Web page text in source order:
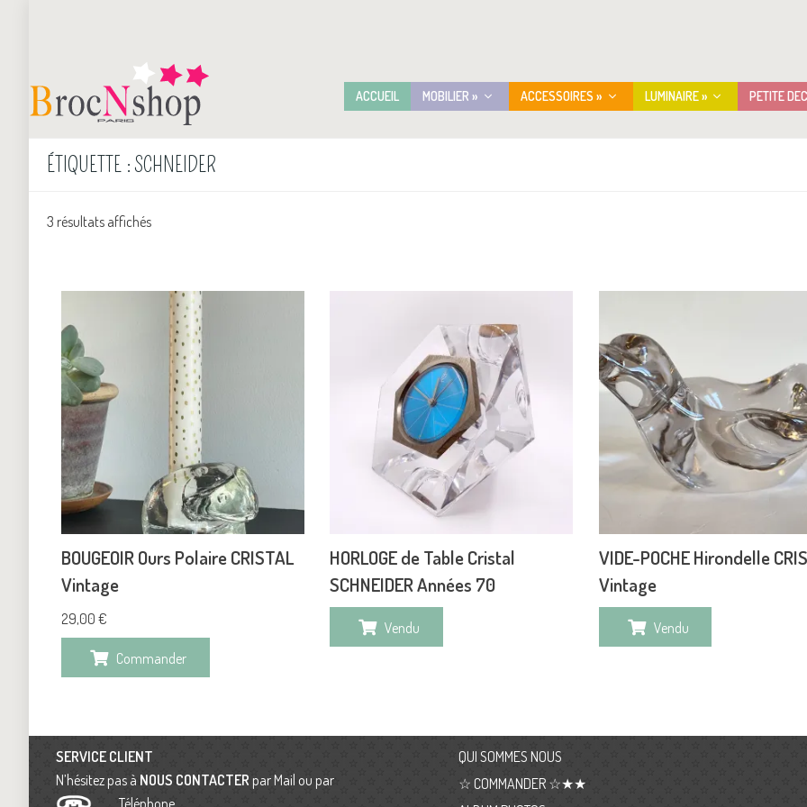
ACCUEIL MOBILIER » ACCESSOIRES » LUMINAIRE » PETITE
ÉTIQUETTE : SCHNEIDER
3 résultats affichés
BOUGEOIR Ours Polaire CRISTAL
Vintage
29,00 €
Commander
HORLOGE de Table Cristal
SCHNEIDER Années 70
Vendu
VIDE-POCHE Hirondelle
Vintage
Vendu
SERVICE CLIENT
N’hésitez pas à NOUS CONTACTER par Mail ou par
QUI SOMMES NOUS
☆ COMMANDER ☆★★